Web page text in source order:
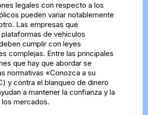
legales con respecto a los
pueden variar notablemente
Las empresas que
de vehículos
cumplir con leyes
complejas. Entre las principales
que hay que abordar se
normativas «Conozca a su
y contra el blanqueo de dinero
a mantener la confianza y la
mercados.